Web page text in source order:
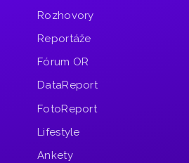
Rozhovory
Reportáže
Fórum OR
DataReport
FotoReport
Lifestyle
Ankety